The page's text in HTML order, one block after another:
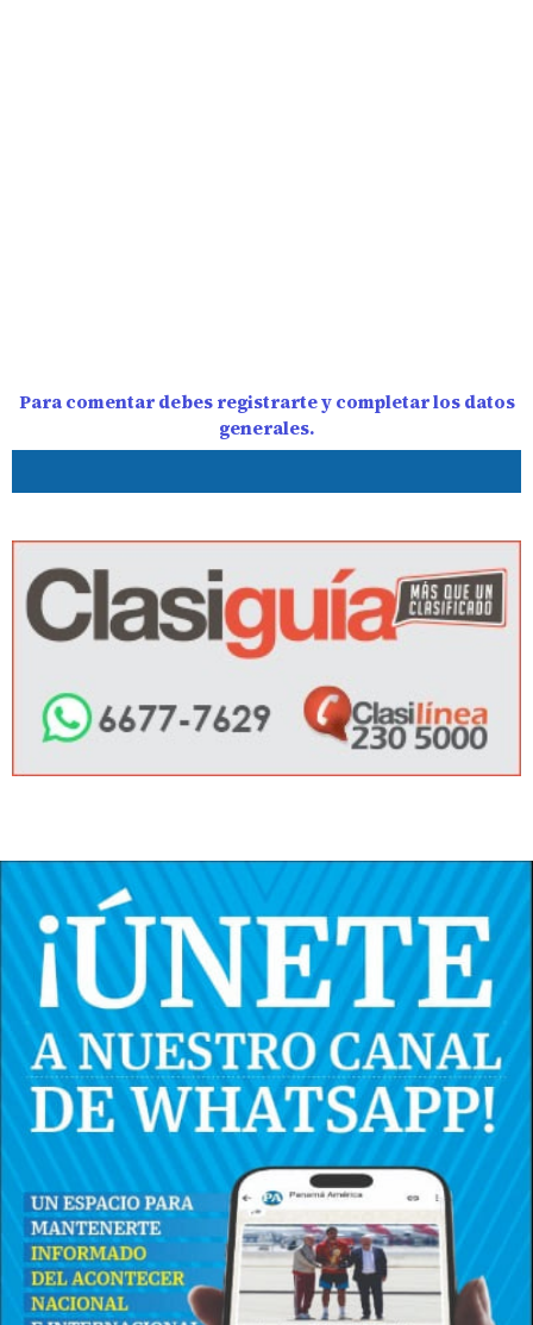
Para comentar debes registrarte y completar los datos
generales.